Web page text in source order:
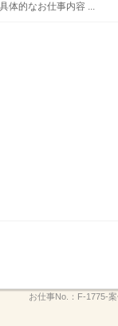
的なお仕事内容 ...
お仕事No.： F-1775-